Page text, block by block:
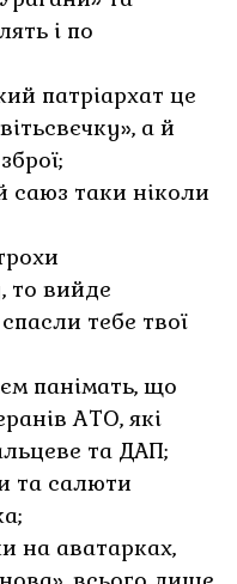
і по
патріархат це
а й
саюз таки ніколи
то вийде
тебе твої
панімать, що
АТО, які
та ДАП;
та салюти
на аватарках,